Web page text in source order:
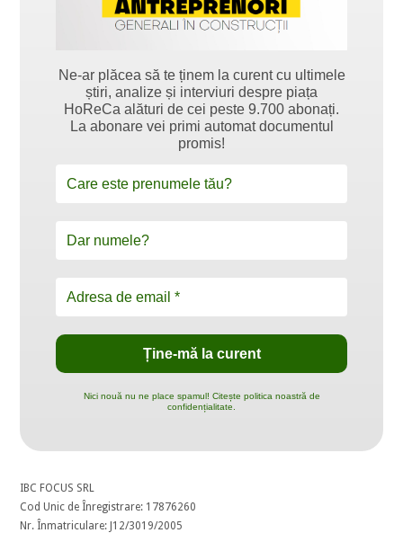
Ne-ar plăcea să te ținem la curent cu ultimele
știri, analize și interviuri despre piața
HoReCa alături de cei peste 9.700 abonați.
La abonare vei primi automat documentul
promis!
Nici nouă nu ne place spamul! Citește politica noastră de
confidențialitate.
IBC FOCUS SRL
Cod Unic de Înregistrare: 17876260
Nr. Înmatriculare: J12/3019/2005